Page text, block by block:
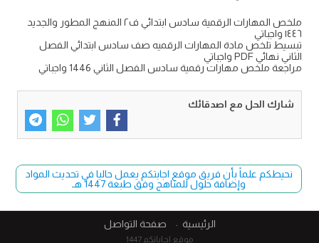
ملخص المهارات الرقمية سادس ابتدائي ف٢ المنهج المطور والجديد
١٤٤٦ واجباتي
تبسيط تلخص مادة المهارات الرقميه صف سادس ابتدائي الفصل
الثاني نهائي PDF واجباتي
مراجعة ملخص مهارات رقمية سادس الفصل الثاني 1446 واجباتي
شارك الحل مع اصدقائك
نحيطكم علماً بأن فريق موقع اجابتكم يعمل حاليا في تحديث المواد
وإضافة حلول للمناهج وفق طبعة 1447 هـ
الرئيسية صفحة التواصل
موقع اجاباتكم 1447